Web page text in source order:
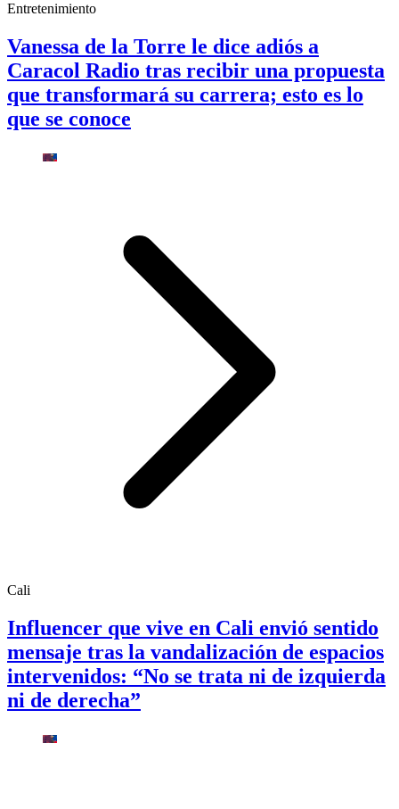
Entretenimiento
Vanessa de la Torre le dice adiós a
Caracol Radio tras recibir una propuesta
que transformará su carrera; esto es lo
que se conoce
Cali
Influencer que vive en Cali envió sentido
mensaje tras la vandalización de espacios
intervenidos: “No se trata ni de izquierda
ni de derecha”